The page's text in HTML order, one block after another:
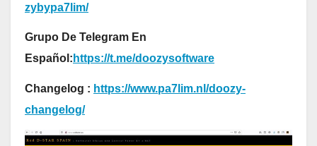
zybypa7lim/
Grupo De Telegram En
Español: https://t.me/doozysoftware
Changelog : https://www.pa7lim.nl/doozy-
changelog/